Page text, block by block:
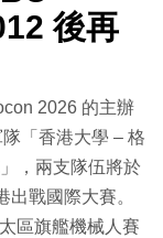
後再
2026 的主辦
「香港大學 – 格
，兩支隊伍將於
戰國際大賽。
區旗艦機械人賽